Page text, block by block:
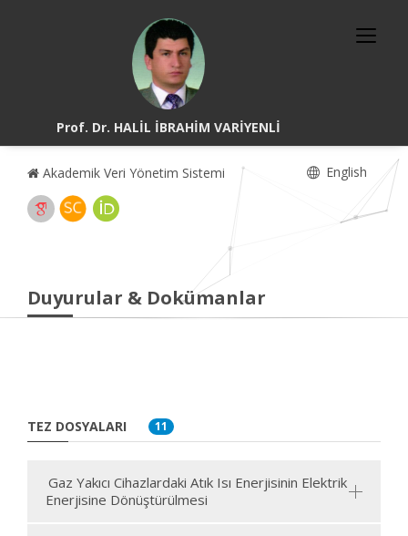
Prof. Dr. HALİL İBRAHİM VARİYENLİ
Akademik Veri Yönetim Sistemi English
Duyurular & Dokümanlar
TEZ DOSYALARI 11
Gaz Yakıcı Cihazlardaki Atık Isı Enerjisinin Elektrik
Enerjisine Dönüştürülmesi